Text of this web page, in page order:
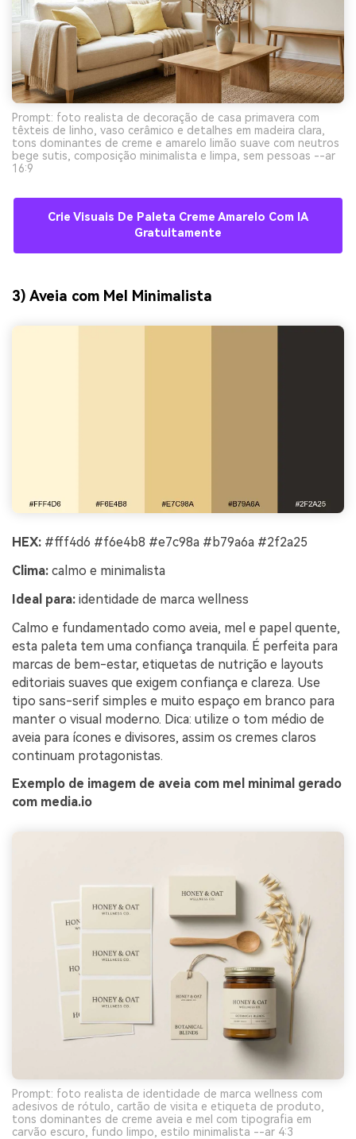
Prompt: foto realista de decoração de casa primavera com
têxteis de linho, vaso cerâmico e detalhes em madeira clara,
tons dominantes de creme e amarelo limão suave com neutros
bege sutis, composição minimalista e limpa, sem pessoas --ar
16:9
Crie Visuais De Paleta Creme Amarelo Com IA
Gratuitamente
3) Aveia com Mel Minimalista
HEX: #fff4d6 #f6e4b8 #e7c98a #b79a6a #2f2a25
Clima: calmo e minimalista
Ideal para: identidade de marca wellness
Calmo e fundamentado como aveia, mel e papel quente,
esta paleta tem uma confiança tranquila. É perfeita para
marcas de bem-estar, etiquetas de nutrição e layouts
editoriais suaves que exigem confiança e clareza. Use
tipo sans-serif simples e muito espaço em branco para
manter o visual moderno. Dica: utilize o tom médio de
aveia para ícones e divisores, assim os cremes claros
continuam protagonistas.
Exemplo de imagem de aveia com mel minimal gerado
com media.io
Prompt: foto realista de identidade de marca wellness com
adesivos de rótulo, cartão de visita e etiqueta de produto,
tons dominantes de creme aveia e mel com tipografia em
carvão escuro, fundo limpo, estilo minimalista --ar 4:3